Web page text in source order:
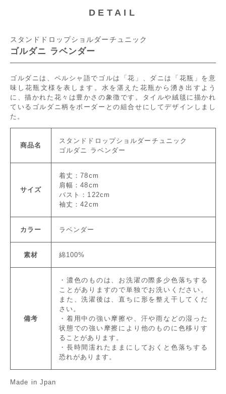
DETAIL
スタンドドロップショルダーチュニック
ゴルダニ ラベンダー
ゴルダニは、ペルシャ語でゴルは「花」、ダニは「花瓶」を意
味し花瓶文様を表します。水を湛えた花瓶から湧き出すよう
に、描かれた花々は豊かさの象徴です。タイルや絨毯に描かれ
ているゴルダニ柄をボーダーとの組合せにしてデザインしまし
た。
商品名
スタンドドロップショルダーチュニック
ゴルダニ ラベンダー
サイズ
着丈：78cm
肩幅：48cm
バスト：122cm
袖丈：42cm
カラー ラベンダー
素材 綿100%
備考
・濃色のものは、お洗濯の際多少色落ちする
ことがありますので単独でお洗いください。
また、洗濯後は、直ちに形を整え干してくだ
さい。
・着用中の強い摩擦や、汗や雨などの湿った
状態での強い摩擦により他のものに色移りす
ることがあります。
・長時間濡れたままにしておくと色落ちする
恐れがあります。
Made in Jpan